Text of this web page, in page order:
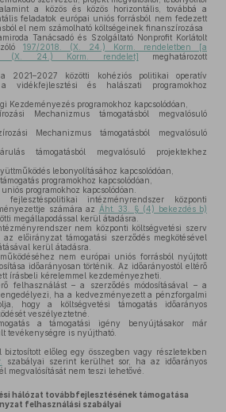
a közös és közös horizontális, továbbá a
feladatok európai uniós forrásból nem fedezett
el nem számolható költségeinek finanszírozása
Tanácsadó és Szolgáltató Nonprofit Korlátolt
197/2018. (X. 24.) Korm. rendeletben [a
(X. 24.) Korm. rendelet] meghatározott
közötti kohéziós politikai operatív
vidékfejlesztési és halászati programokhoz
Kezdeményezés programokhoz kapcsolódóan,
Mechanizmus támogatásból megvalósuló
Mechanizmus támogatásból megvalósuló
támogatásból megvalósuló projektekhez
lebonyolításához kapcsolódóan,
programokhoz kapcsolódóan,
programokhoz kapcsolódóan.
intézményrendszer központi
számára az Áht. 33. § (4) bekezdés b)
megállapodással kerül átadásra.
nem központi költségvetési szerv
előirányzat támogatási szerződés megkötésével
kerül átadásra.
nem európai uniós forrásból nyújtott
időarányosan történik. Az időarányostól eltérő
írásbeli kérelemmel kezdeményezheti.
felhasználást – a szerződés módosításával – a
ha a kedvezményezett a pénzforgalmi
hogy a költségvetési támogatás időarányos
veszélyeztetné.
a támogatási igény benyújtásakor már
tevékenységre is nyújtható.
biztosított előleg egy összegben vagy részletekben
szabályai szerint kerülhet sor, ha az időarányos
megvalósítását nem teszi lehetővé.
hálózat továbbfejlesztésének támogatása
felhasználási szabályai